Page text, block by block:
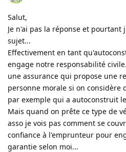
Salut,
Je n'ai pas la réponse et pourtant
sujet...
Effectivement en tant
engage notre responsabilité
une assurance qui propose une
personne morale si on considère
par exemple qui a autoconstruit
Mais quand on prête ce type de
asso je vois pas comment se
confiance à l'emprunteur pour
garantie selon moi...